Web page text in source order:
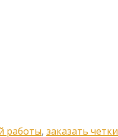
работы, заказать четки